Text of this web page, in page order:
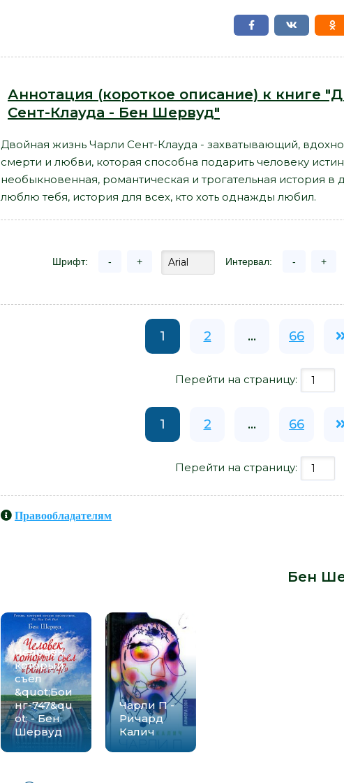
Аннотация (короткое описание) к книге
Сент-Клауда - Бен Шервуд"
Двойная жизнь Чарли Сент-Клауда - захватывающий,
смерти и любви, которая способна подарить человеку
необыкновенная, романтическая и трогательная история в
люблю тебя, история для всех, кто хоть однажды любил.
Шрифт: - + Интервал: - +
1 2 ... 66
Перейти на страницу:
1 2 ... 66
Перейти на страницу:
Правообладателям
Бен
Человек,
который
съел
&quot;Бои
нг-747&qu
ot; - Бен
Шервуд
Чарли П -
Ричард
Калич